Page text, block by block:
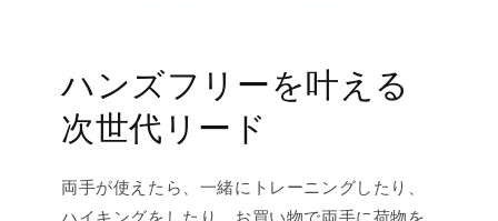
ハンズフリーを叶える
次世代リード
両手が使えたら、一緒にトレーニングしたり、
ハイキングをしたり、お買い物で両手に荷物を